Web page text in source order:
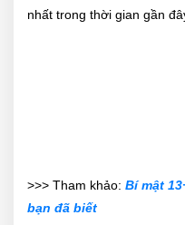
nhất trong thời gian gần
>>> Tham khảo: Bí mật
bạn đã biết